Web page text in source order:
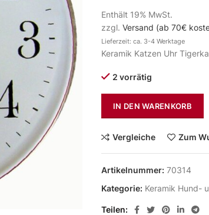
Enthält 19% MwSt.
zzgl. Versand (ab 70€
Lieferzeit: ca. 3-4 Werktage
Keramik Katzen Uhr
2 vorrätig
IN DEN WARENKORB
Vergleiche Zum
Artikelnummer: 70314
Kategorie: Keramik Hund-
Teilen